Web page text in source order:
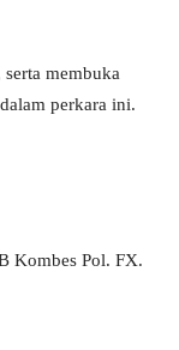
membuka
perkara ini.
Kombes Pol. FX.